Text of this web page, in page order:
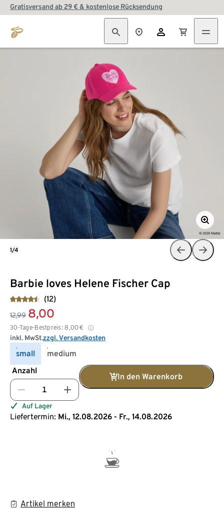
Gratisversand ab 29 € & kostenlose Rücksendung
Barbie loves Helene Fischer Cap
(12)
12,99 8,00
30-Tage-Bestpreis: 8,00 €
inkl. MwSt.zzgl. Versandkosten
small
medium
Anzahl
In den Warenkorb
Auf Lager
Liefertermin: Mi., 12.08.2026 - Fr., 14.08.2026
Artikel merken
1/4